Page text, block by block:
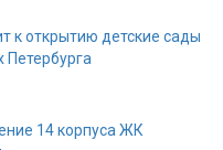
к открытию детские сады
Петербурга
14 корпуса ЖК